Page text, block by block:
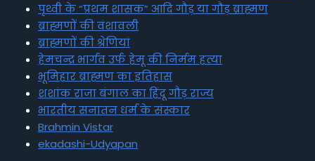
पृथ्वी के “प्रथम शासक” आदि गौड़ या गौड़ ब्राह्मण
ब्राह्मणों की वंशावली
ब्राह्मणों की श्रेणियां
हेमचन्द्र भार्गव उर्फ हेमू की निर्मम हत्या
भूमिहार ब्राह्मण का इतिहास
शशांक राजा बंगाल का हिंदू गौड़ राज्य
भारतीय सनातन धर्म के संस्कार
Brahmin Vistar
ekadashi-Udyapan